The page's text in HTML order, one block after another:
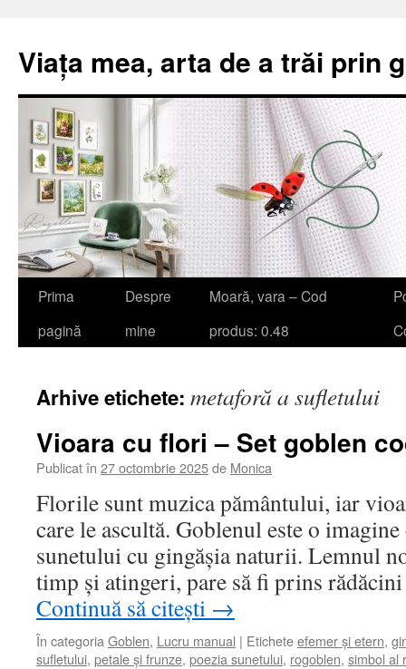
Viața mea, arta de a trăi prin
Sari
Prima
pagină
Despre
mine
Moară, vara – Cod
produs: 0.48
Arhive etichete: metaforă a sufletului
Vioara cu flori – Set goblen
Publicat în 27 octombrie 2025de Monica
Florile sunt muzica pământului, iar
care le ascultă. Goblenul este o
sunetului cu gingășia naturii. Lemnul
timp și atingeri, pare să fi prins
Continuă să citești →
În categoria Goblen, Lucru manual | Eticheteefemer și etern,
sufletului, petale și frunze, poezia sunetului, rogoblen, simbol al